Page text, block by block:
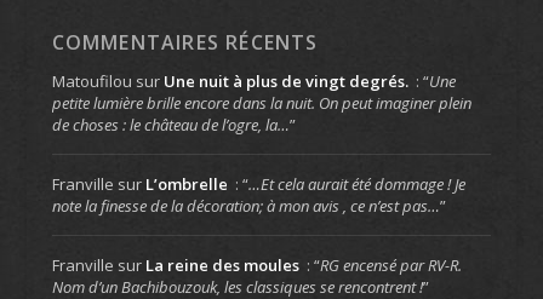
COMMENTAIRES RÉCENTS
Matoufilou sur Une nuit à plus de vingt degrés. : “Une
petite lumière brille encore dans la nuit. On peut imaginer plein
de choses : le château de l’ogre, la…”
Franville sur L’ombrelle : “…Et cela aurait été dommage ! Je
note la finesse de la décoration; à mon avis , ce n’est pas…”
Franville sur La reine des moules : “RG encensé par RV-R.
Nom d’un Bachibouzouk, les classiques se rencontrent !”